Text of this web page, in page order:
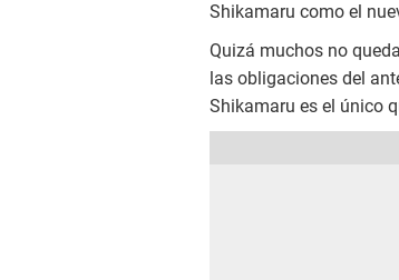
Shikamaru como el
Quizá muchos no
las obligaciones del
Shikamaru es el único